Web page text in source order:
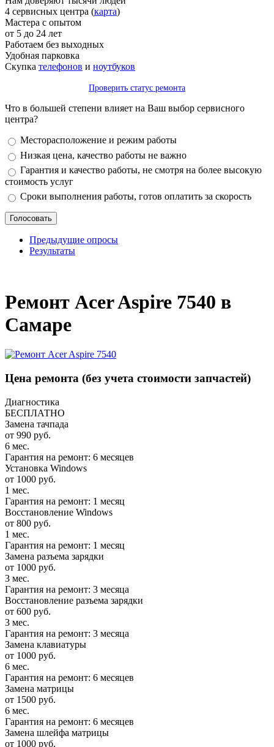
4 сервисных центра (карта)
Мастера с опытом
от 5 до 24 лет
Работаем без выходных
Удобная парковка
Скупка телефонов и ноутбуков
Проверить статус ремонта
Что в большей степени влияет на Ваш выбор сервисного
центра?
Варианты
Месторасположение и режим работы
Низкая цена, качество работы не важно
Гарантия и качество работы, не смотря на более высокую
стоимость услуг
Сроки выполнения работы, готов оплатить за скорость
Предыдущие опросы
Результаты
Ремонт Acer Aspire 7540 в
Самаре
Цена ремонта (без учета стоимости запчастей)
Диагностика
БЕСПЛАТНО
Замена тачпада
от 990 руб.
6 мес.
Гарантия на ремонт: 6 месяцев
Установка Windows
от 1000 руб.
1 мес.
Гарантия на ремонт: 1 месяц
Восстановление Windows
от 800 руб.
1 мес.
Гарантия на ремонт: 1 месяц
Замена разъема зарядки
от 1000 руб.
3 мес.
Гарантия на ремонт: 3 месяца
Восстановление разъема зарядки
от 600 руб.
3 мес.
Гарантия на ремонт: 3 месяца
Замена клавиатуры
от 1000 руб.
6 мес.
Гарантия на ремонт: 6 месяцев
Замена матрицы
от 1500 руб.
6 мес.
Гарантия на ремонт: 6 месяцев
Замена шлейфа матрицы
от 1000 руб.